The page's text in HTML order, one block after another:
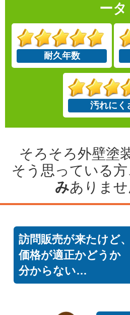
ータ
耐久年数
汚れにく
そろそろ外壁塗
そう思っている方
みありませ
訪問販売が来たけど、
価格が適正かどうか
分からない…